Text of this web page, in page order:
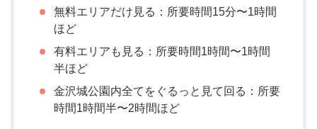
無料エリアだけ見る：所要時間15分〜1時間
ほど
有料エリアも見る：所要時間1時間〜1時間
半ほど
金沢城公園内全てをぐるっと見て回る：所要
時間1時間半〜2時間ほど